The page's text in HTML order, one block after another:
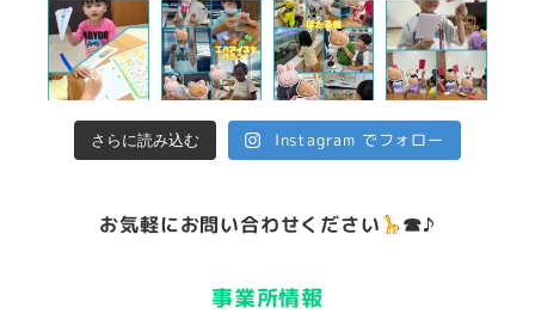
さらに読み込む Instagram でフォロー
お気軽にお問い合わせください ☎♪
事業所情報